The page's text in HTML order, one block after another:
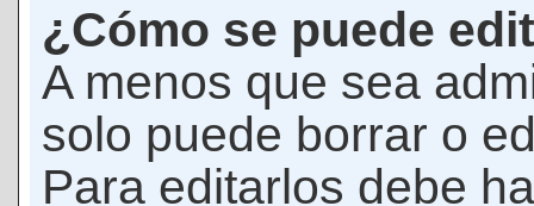
¿Cómo se puede
A menos que sea
solo puede borrar o
Para editarlos debe